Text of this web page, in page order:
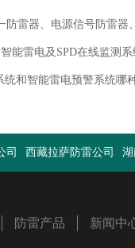
雷器、监控摄像头防雷器、电源网络防雷
能雷电及SPD在线监测系
统和智能雷电预警系统哪
司 西藏拉萨防雷公司
防雷产品 新闻中